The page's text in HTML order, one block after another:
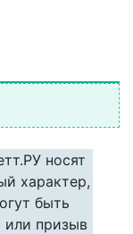
носят
характер,
быть
или призыв